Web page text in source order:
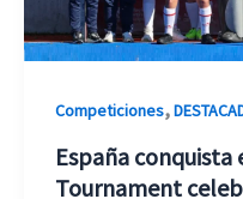
Competiciones,
España conquista
Tournament